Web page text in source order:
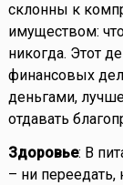
склонны к
имуществом:
никогда. Этот
финансовых
деньгами,
отдавать
Здоровье: В
– ни переедать,